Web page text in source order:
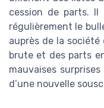
cession de parts.
régulièrement le
auprès de la
brute et des parts
mauvaises
d’une nouvelle